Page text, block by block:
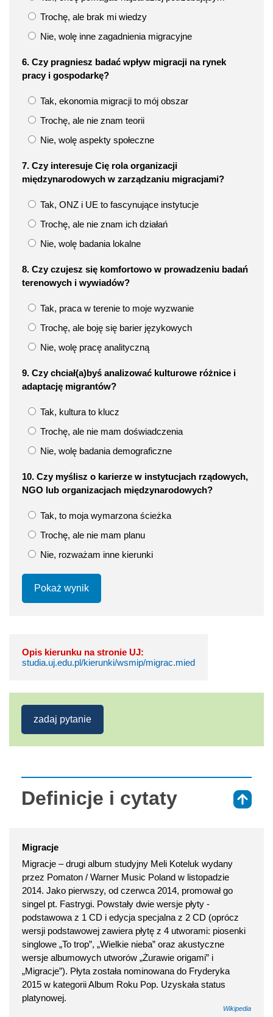
Trochę, ale brak mi wiedzy
Nie, wolę inne zagadnienia migracyjne
6. Czy pragniesz badać wpływ migracji na rynek
pracy i gospodarkę?
Tak, ekonomia migracji to mój obszar
Trochę, ale nie znam teorii
Nie, wolę aspekty społeczne
7. Czy interesuje Cię rola organizacji
międzynarodowych w zarządzaniu migracjami?
Tak, ONZ i UE to fascynujące instytucje
Trochę, ale nie znam ich działań
Nie, wolę badania lokalne
8. Czy czujesz się komfortowo w prowadzeniu badań
terenowych i wywiadów?
Tak, praca w terenie to moje wyzwanie
Trochę, ale boję się barier językowych
Nie, wolę pracę analityczną
9. Czy chciał(a)byś analizować kulturowe różnice i
adaptację migrantów?
Tak, kultura to klucz
Trochę, ale nie mam doświadczenia
Nie, wolę badania demograficzne
10. Czy myślisz o karierze w instytucjach rządowych,
NGO lub organizacjach międzynarodowych?
Tak, to moja wymarzona ścieżka
Trochę, ale nie mam planu
Nie, rozważam inne kierunki
Pokaż wynik
Opis kierunku na stronie UJ:
studia.uj.edu.pl/kierunki/wsmip/migrac.mied
zadaj pytanie
Definicje i cytaty
Migracje
Migracje – drugi album studyjny Meli Koteluk wydany
przez Pomaton / Warner Music Poland w listopadzie
2014. Jako pierwszy, od czerwca 2014, promował go
singel pt. Fastrygi. Powstały dwie wersje płyty -
podstawowa z 1 CD i edycja specjalna z 2 CD (oprócz
wersji podstawowej zawiera płytę z 4 utworami: piosenki
singlowe „To trop”, „Wielkie nieba” oraz akustyczne
wersje albumowych utworów „Żurawie origami” i
„Migracje”). Płyta została nominowana do Fryderyka
2015 w kategorii Album Roku Pop. Uzyskała status
platynowej.
Wikipedia